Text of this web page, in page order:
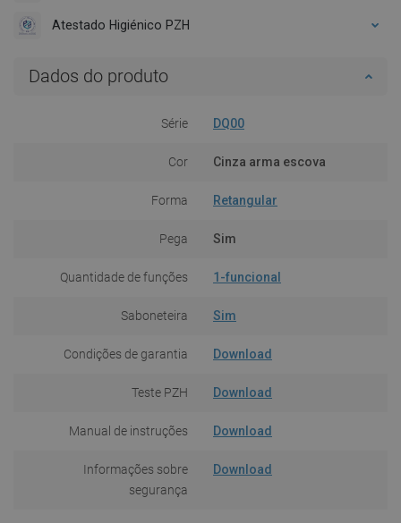
Atestado Higiénico PZH
Dados do produto
Série DQ00
Cor Cinza arma escova
Forma Retangular
Pega Sim
Quantidade de funções 1-funcional
Saboneteira Sim
Condições de garantia Download
Teste PZH Download
Manual de instruções Download
Informações sobre
segurança
Download